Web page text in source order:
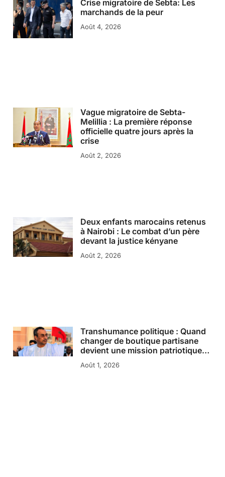
Crise migratoire de Sebta: Les
marchands de la peur
Août 4, 2026
Vague migratoire de Sebta-
Melillia : La première réponse
officielle quatre jours après la
crise
Août 2, 2026
Deux enfants marocains retenus
à Nairobi : Le combat d’un père
devant la justice kényane
Août 2, 2026
Transhumance politique : Quand
changer de boutique partisane
devient une mission patriotique…
Août 1, 2026